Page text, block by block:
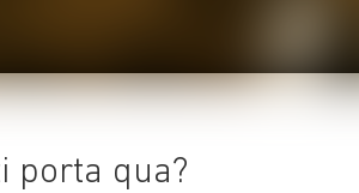
porta qua?